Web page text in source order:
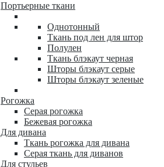
Портьерные ткани
Однотонный
Ткань под лен для штор
Полулен
Ткань блэкаут черная
Шторы блэкаут серые
Шторы блэкаут зеленые
Рогожка
Серая рогожка
Бежевая рогожка
Для дивана
Ткань рогожка для дивана
Серая ткань для диванов
Для стульев